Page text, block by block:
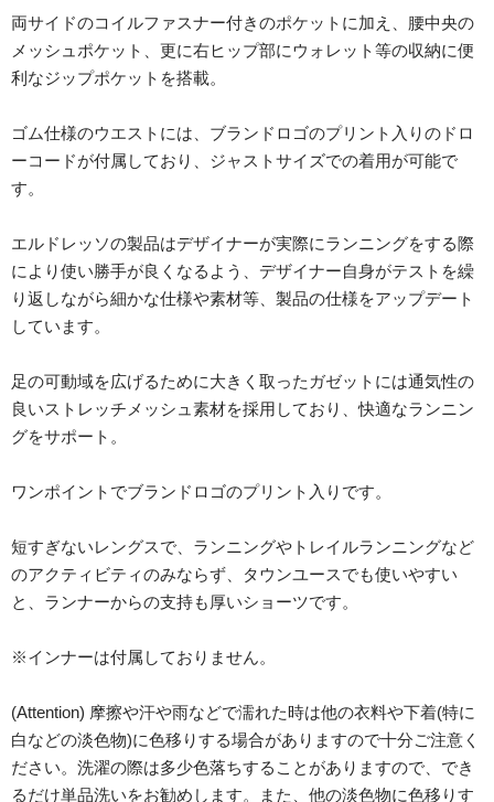
両サイドのコイルファスナー付きのポケットに加え、腰中央の
メッシュポケット、更に右ヒップ部にウォレット等の収納に便
利なジップポケットを搭載。
ゴム仕様のウエストには、ブランドロゴのプリント入りのドロ
ーコードが付属しており、ジャストサイズでの着用が可能で
す。
エルドレッソの製品はデザイナーが実際にランニングをする際
により使い勝手が良くなるよう、デザイナー自身がテストを繰
り返しながら細かな仕様や素材等、製品の仕様をアップデート
しています。
足の可動域を広げるために大きく取ったガゼットには通気性の
良いストレッチメッシュ素材を採用しており、快適なランニン
グをサポート。
ワンポイントでブランドロゴのプリント入りです。
短すぎないレングスで、ランニングやトレイルランニングなど
のアクティビティのみならず、タウンユースでも使いやすい
と、ランナーからの支持も厚いショーツです。
※インナーは付属しておりません。
(Attention) 摩擦や汗や雨などで濡れた時は他の衣料や下着(特に
白などの淡色物)に色移りする場合がありますので十分ご注意く
ださい。洗濯の際は多少色落ちすることがありますので、でき
るだけ単品洗いをお勧めします。また、他の淡色物に色移りす